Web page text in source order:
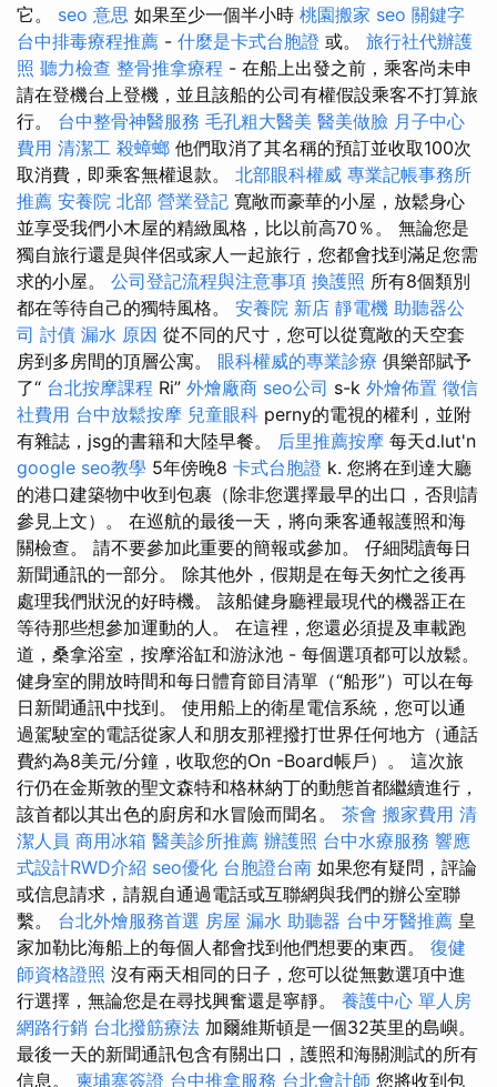
它。 seo 意思 如果至少一個半小時 桃園搬家 seo 關鍵字
台中排毒療程推薦 - 什麼是卡式台胞證 或。 旅行社代辦護
照 聽力檢查 整骨推拿療程 - 在船上出發之前，乘客尚未申
請在登機台上登機，並且該船的公司有權假設乘客不打算旅
行。 台中整骨神醫服務 毛孔粗大醫美 醫美做臉 月子中心
費用 清潔工 殺蟑螂 他們取消了其名稱的預訂並收取100次
取消費，即乘客無權退款。 北部眼科權威 專業記帳事務所
推薦 安養院 北部 營業登記 寬敞而豪華的小屋，放鬆身心
並享受我們小木屋的精緻風格，比以前高70％。 無論您是
獨自旅行還是與伴侶或家人一起旅行，您都會找到滿足您需
求的小屋。 公司登記流程與注意事項 換護照 所有8個類別
都在等待自己的獨特風格。 安養院 新店 靜電機 助聽器公
司 討債 漏水 原因 從不同的尺寸，您可以從寬敞的天空套
房到多房間的頂層公寓。 眼科權威的專業診療 俱樂部賦予
了“ 台北按摩課程 Ri” 外燴廠商 seo公司 s-k 外燴佈置 徵信
社費用 台中放鬆按摩 兒童眼科 perny的電視的權利，並附
有雜誌，jsg的書籍和大陸早餐。 后里推薦按摩 每天d.lut'n
google seo教學 5年傍晚8 卡式台胞證 k. 您將在到達大廳
的港口建築物中收到包裹（除非您選擇最早的出口，否則請
參見上文）。 在巡航的最後一天，將向乘客通報護照和海
關檢查。 請不要參加此重要的簡報或參加。 仔細閱讀每日
新聞通訊的一部分。 除其他外，假期是在每天匆忙之後再
處理我們狀況的好時機。 該船健身廳裡最現代的機器正在
等待那些想參加運動的人。 在這裡，您還必須提及車載跑
道，桑拿浴室，按摩浴缸和游泳池 - 每個選項都可以放鬆。
健身室的開放時間和每日體育節目清單（“船形”）可以在每
日新聞通訊中找到。 使用船上的衛星電信系統，您可以通
過駕駛室的電話從家人和朋友那裡撥打世界任何地方（通話
費約為8美元/分鐘，收取您的On -Board帳戶）。 這次旅
行仍在金斯敦的聖文森特和格林納丁的動態首都繼續進行，
該首都以其出色的廚房和水冒險而聞名。 茶會 搬家費用 清
潔人員 商用冰箱 醫美診所推薦 辦護照 台中水療服務 響應
式設計RWD介紹 seo優化 台胞證台南 如果您有疑問，評論
或信息請求，請親自通過電話或互聯網與我們的辦公室聯
繫。 台北外燴服務首選 房屋 漏水 助聽器 台中牙醫推薦 皇
家加勒比海船上的每個人都會找到他們想要的東西。 復健
師資格證照 沒有兩天相同的日子，您可以從無數選項中進
行選擇，無論您是在尋找興奮還是寧靜。 養護中心 單人房
網路行銷 台北撥筋療法 加爾維斯頓是一個32英里的島嶼。
最後一天的新聞通訊包含有關出口，護照和海關測試的所有
信息。 柬埔寨簽證 台中推拿服務 台北會計師 您將收到包